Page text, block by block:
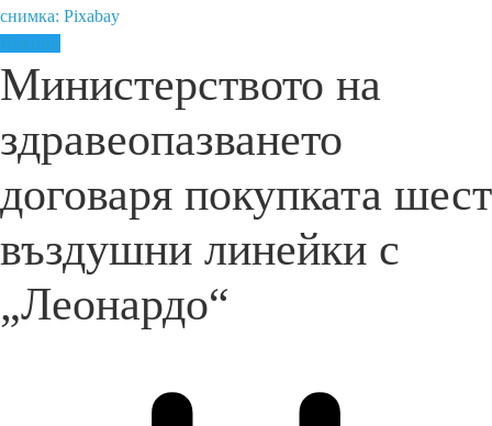
снимка: Pixabay
Новини
Министерството на
здравеопазването
договаря покупката шест
въздушни линейки с
„Леонардо“